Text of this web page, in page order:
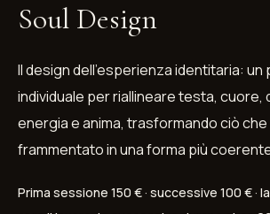
Soul Design
Il design dell'esperienza identitaria:
individuale per riallineare testa, cuore,
energia e anima, trasformando ciò
frammentato in una forma più
Prima sessione 150 € · successive 100 € ·